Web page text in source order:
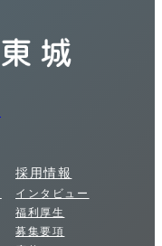
採用情報
インタビュー
福利厚生
募集要項